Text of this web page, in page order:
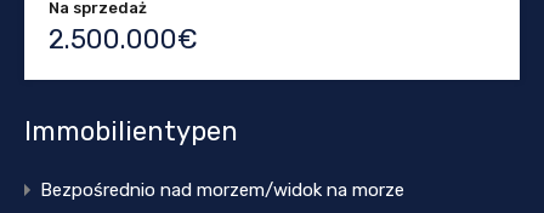
Na sprzedaż
2.500.000€
Immobilientypen
Bezpośrednio nad morzem/widok na morze